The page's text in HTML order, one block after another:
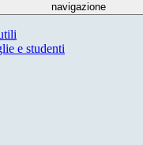
navigazione
e studenti